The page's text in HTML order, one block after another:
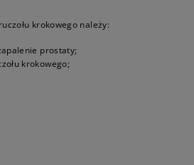
krokowego należy:
prostaty;
krokowego;